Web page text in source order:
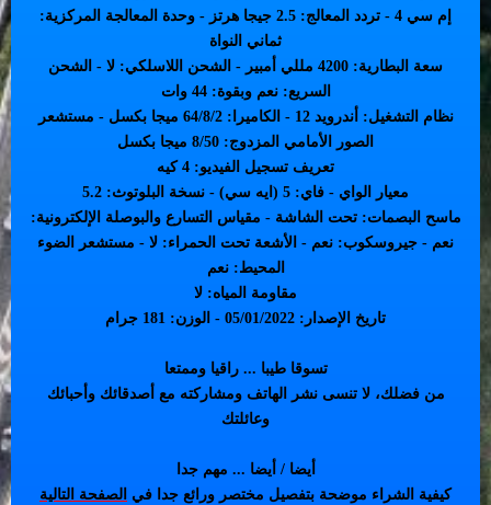
إم سي 4 - تردد المعالج: 2.5 جيجا هرتز - وحدة المعالجة المركزية:
ثماني النواة
سعة البطارية: 4200 مللي أمبير - الشحن اللاسلكي: لا - الشحن
السريع: نعم وبقوة: 44 وات
نظام التشغيل: أندرويد 12 - الكاميرا: 64/8/2 ميجا بكسل - مستشعر
الصور الأمامي المزدوج: 8/50 ميجا بكسل
تعريف تسجيل الفيديو: 4 كيه
معيار الواي - فاي: 5 (ايه سي) - نسخة البلوتوث: 5.2
ماسح البصمات: تحت الشاشة - مقياس التسارع والبوصلة الإلكترونية:
نعم - جيروسكوب: نعم - الأشعة تحت الحمراء: لا - مستشعر الضوء
المحيط: نعم
مقاومة المياه: لا
تاريخ الإصدار: 05/01/2022 - الوزن: 181 جرام
تسوقا طيبا ... راقيا وممتعا
من فضلك، لا تنسى نشر الهاتف ومشاركته مع أصدقائك وأحبائك
وعائلتك
أيضا / أيضا ... مهم جدا
كيفية الشراء موضحة بتفصيل مختصر ورائع جدا في الصفحة التالية